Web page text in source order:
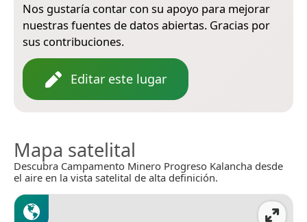
Nos gustaría contar con su apoyo para mejorar
nuestras fuentes de datos abiertas. Gracias por
sus contribuciones.
Editar este lugar
Mapa satelital
Descubra Campamento Minero Progreso Kalancha desde
el aire en la vista satelital de alta definición.